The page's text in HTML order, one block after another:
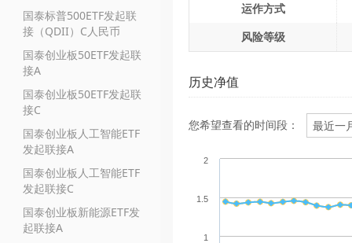
国泰标普500ETF发起联
接（QDII）C人民币
国泰创业板50ETF发起联
接A
国泰创业板50ETF发起联
接C
国泰创业板人工智能ETF
发起联接A
国泰创业板人工智能ETF
发起联接C
国泰创业板新能源ETF发
起联接A
运作方式
风险等级
历史净值
您希望查看的时间段：
1
1.5
2